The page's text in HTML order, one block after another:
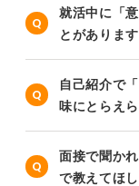
就活中に「
とがありま
自己紹介で
味にとらえ
面接で聞か
で教えてほし